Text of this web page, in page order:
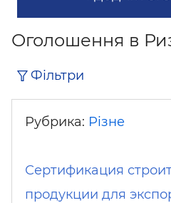
Оголошення в
Фільтри
Рубрика: Різне
Сертификация
продукции для